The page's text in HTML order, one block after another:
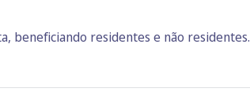
beneficiando residentes e não residentes.